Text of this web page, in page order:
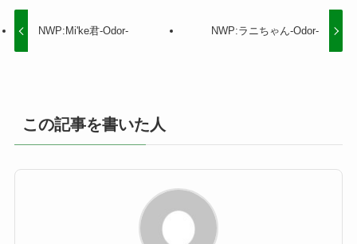
NWP:Mi'ke君-Odor- NWP:ラニちゃん-Odor-
この記事を書いた人